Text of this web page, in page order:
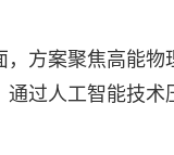
方案聚焦高能
过人工智能技